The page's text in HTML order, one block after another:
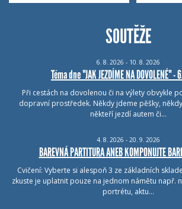
SOUTĚŽE
6. 8. 2026 - 10. 8. 2026
Téma dne "JAK JEZDÍME NA DOVOLENÉ" -
Při cestách na dovolenou či na výlety obvykle
dopravní prostředek. Někdy jdeme pěšky,
někteří jezdí autem či…
4. 8. 2026 - 20. 9. 2026
BAREVNÁ PARTITURA ANEB KOMPONUJTE
Cvičení: Vyberte si alespoň 3 ze základních
zkuste je uplatnit pouze na jednom námětu např.
portrétu, aktu…